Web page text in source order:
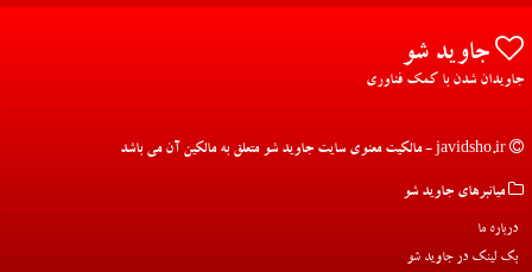
جاوید شو
جاویدان شدن با کمک فناوری
میانبرهای جاوید شو
درباره ما
بک لینک در جاوید شو